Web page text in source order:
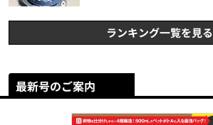
ランキング一覧を見る
最新号のご案内